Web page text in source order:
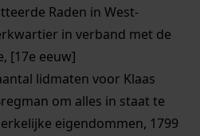
Raden in West-
in verband met de
[17e eeuw]
lidmaten voor Klaas
om alles in staat te
eigendommen, 1799